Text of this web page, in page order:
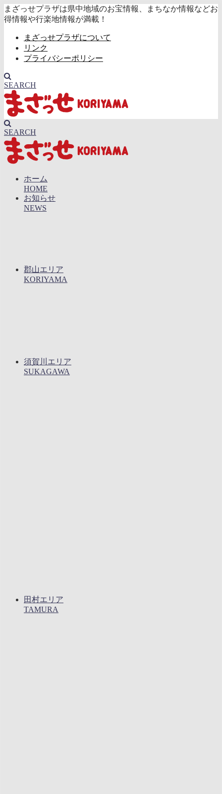
まざっせプラザは県中地域のお宝情報、まちなか情報などお
得情報や行楽地情報が満載！
まざっせプラザについて
リンク
プライバシーポリシー
SEARCH
SEARCH
ホーム
HOME
お知らせ
NEWS
郡山エリア
KORIYAMA
須賀川エリア
SUKAGAWA
田村エリア
TAMURA